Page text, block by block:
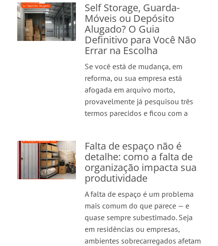
Self Storage, Guarda-
Móveis ou Depósito
Alugado? O Guia
Definitivo para Você Não
Errar na Escolha
Se você está de mudança, em
reforma, ou sua empresa está
afogada em arquivo morto,
provavelmente já pesquisou três
termos parecidos e ficou com a
Falta de espaço não é
detalhe: como a falta de
organização impacta sua
produtividade
A falta de espaço é um problema
mais comum do que parece — e
quase sempre subestimado. Seja
em residências ou empresas,
ambientes sobrecarregados afetam